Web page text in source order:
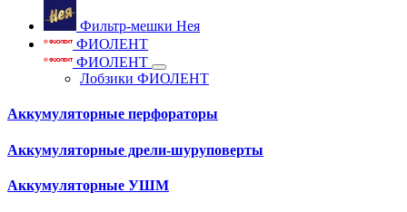
Фильтр-мешки Нея
ФИОЛЕНТ
ФИОЛЕНТ
Лобзики ФИОЛЕНТ
Аккумуляторные перфораторы
Аккумуляторные дрели-шуруповерты
Аккумуляторные УШМ